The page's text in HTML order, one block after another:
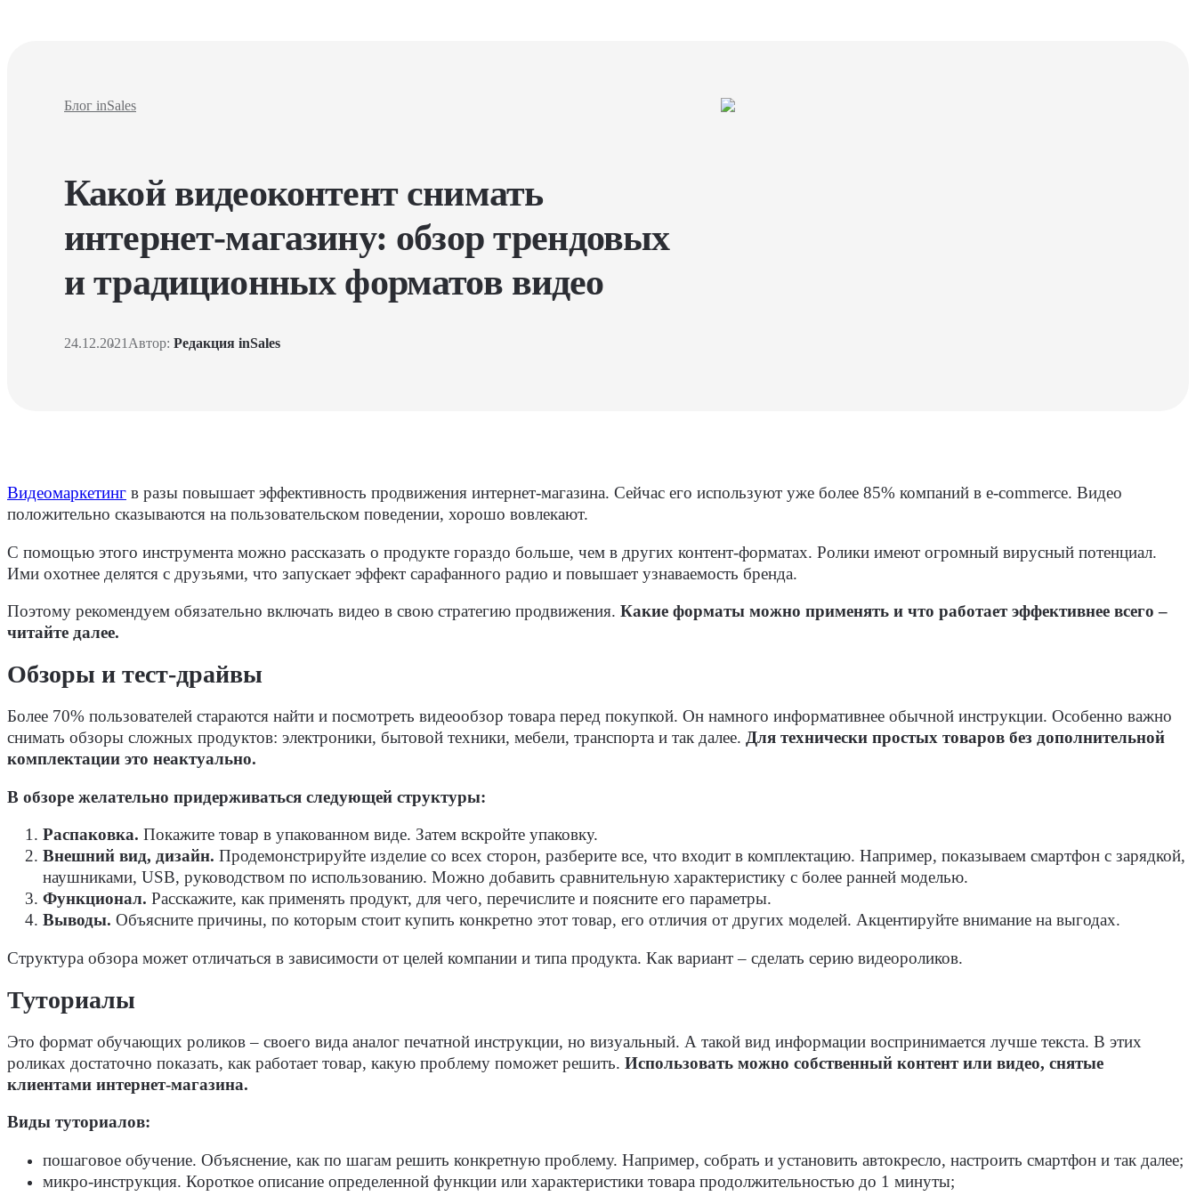
Блог inSales
Какой видеоконтент снимать
интернет-магазину: обзор трендовых
и традиционных форматов видео
24.12.2021 Автор: Редакция inSales
Видеомаркетинг в разы повышает эффективность продвижения интернет-магазина. Сейчас его используют уже более 85% компаний в e-commerce. Видео
положительно сказываются на пользовательском поведении, хорошо вовлекают.
С помощью этого инструмента можно рассказать о продукте гораздо больше, чем в других контент-форматах. Ролики имеют огромный вирусный потенциал.
Ими охотнее делятся с друзьями, что запускает эффект сарафанного радио и повышает узнаваемость бренда.
Поэтому рекомендуем обязательно включать видео в свою стратегию продвижения. Какие форматы можно применять и что работает эффективнее всего –
читайте далее.
Обзоры и тест-драйвы
Более 70% пользователей стараются найти и посмотреть видеообзор товара перед покупкой. Он намного информативнее обычной инструкции. Особенно важно
снимать обзоры сложных продуктов: электроники, бытовой техники, мебели, транспорта и так далее. Для технически простых товаров без дополнительной
комплектации это неактуально.
В обзоре желательно придерживаться следующей структуры:
Распаковка. Покажите товар в упакованном виде. Затем вскройте упаковку.
Внешний вид, дизайн. Продемонстрируйте изделие со всех сторон, разберите все, что входит в комплектацию. Например, показываем смартфон с зарядкой,
наушниками, USB, руководством по использованию. Можно добавить сравнительную характеристику с более ранней моделью.
Функционал. Расскажите, как применять продукт, для чего, перечислите и поясните его параметры.
Выводы. Объясните причины, по которым стоит купить конкретно этот товар, его отличия от других моделей. Акцентируйте внимание на выгодах.
Структура обзора может отличаться в зависимости от целей компании и типа продукта. Как вариант – сделать серию видеороликов.
Туториалы
Это формат обучающих роликов – своего вида аналог печатной инструкции, но визуальный. А такой вид информации воспринимается лучше текста. В этих
роликах достаточно показать, как работает товар, какую проблему поможет решить. Использовать можно собственный контент или видео, снятые
клиентами интернет-магазина.
Виды туториалов:
пошаговое обучение. Объяснение, как по шагам решить конкретную проблему. Например, собрать и установить автокресло, настроить смартфон и так далее;
микро-инструкция. Короткое описание определенной функции или характеристики товара продолжительностью до 1 минуты;